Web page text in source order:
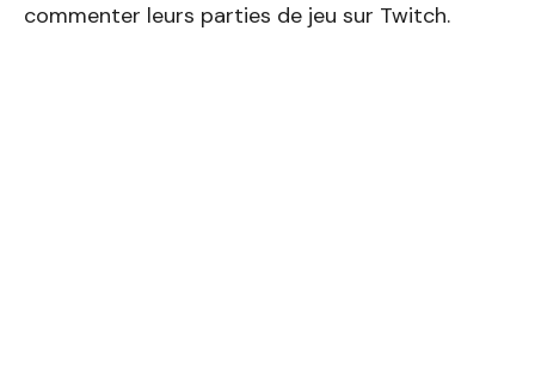
commenter leurs parties de jeu sur Twitch.